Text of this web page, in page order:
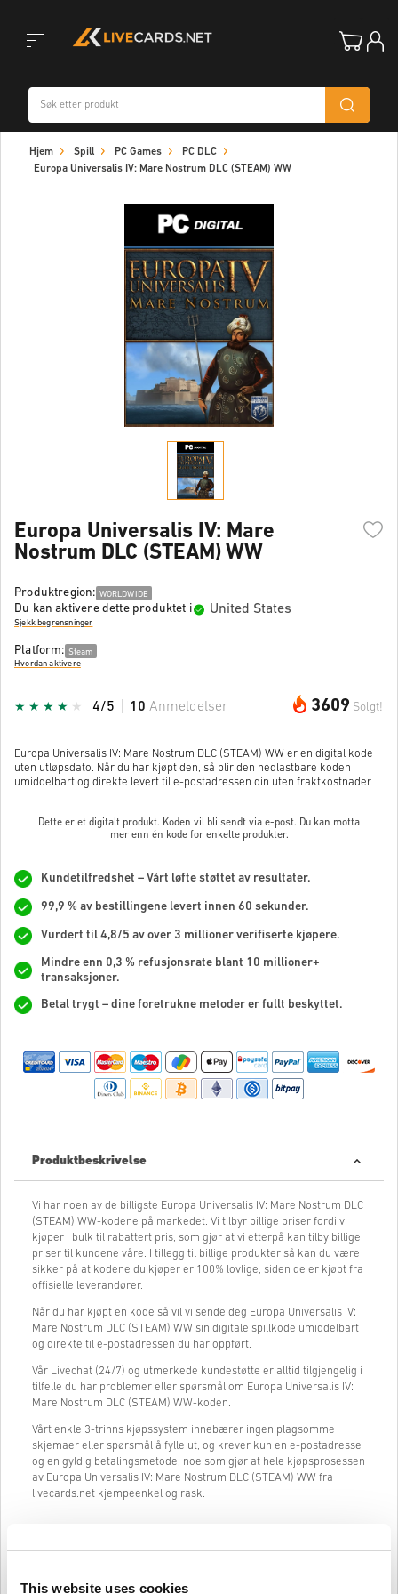
This website uses cookies
navigation
Hjem Spill PC Games
PC DLC
Europa Universalis IV: Mare Nostrum DLC (STEAM) WW
Europa Universalis IV: Mare
Nostrum DLC (STEAM) WW
Produktregion: WORLDWIDE
Du kan aktivere dette produktet i United States
Sjekk begrensninger
Platform: Steam
Hvordan aktivere
3609 Solgt!
4/5 10 Anmeldelser
Europa Universalis IV: Mare Nostrum DLC (STEAM) WW er en digital kode
uten utløpsdato. Når du har kjøpt den, så blir den nedlastbare koden
umiddelbart og direkte levert til e-postadressen din uten fraktkostnader.
Dette er et digitalt produkt. Koden vil bli sendt via e-post. Du kan motta
mer enn én kode for enkelte produkter.
Kundetilfredshet – Vårt løfte støttet av resultater.
99,9 % av bestillingene levert innen 60 sekunder.
Vurdert til 4,8/5 av over 3 millioner verifiserte kjøpere.
Mindre enn 0,3 % refusjonsrate blant 10 millioner+
transaksjoner.
Betal trygt – dine foretrukne metoder er fullt beskyttet.
Produktbeskrivelse
Vi har noen av de billigste Europa Universalis IV: Mare Nostrum DLC
(STEAM) WW-kodene på markedet. Vi tilbyr billige priser fordi vi
kjøper i bulk til rabattert pris, som gjør at vi etterpå kan tilby billige
priser til kundene våre. I tillegg til billige produkter så kan du være
sikker på at kodene du kjøper er 100% lovlige, siden de er kjøpt fra
offisielle leverandører.
Når du har kjøpt en kode så vil vi sende deg Europa Universalis IV:
Mare Nostrum DLC (STEAM) WW sin digitale spillkode umiddelbart
og direkte til e-postadressen du har oppført.
Vår Livechat (24/7) og utmerkede kundestøtte er alltid tilgjengelig i
tilfelle du har problemer eller spørsmål om Europa Universalis IV:
Mare Nostrum DLC (STEAM) WW-koden.
Vårt enkle 3-trinns kjøpssystem innebærer ingen plagsomme
skjemaer eller spørsmål å fylle ut, og krever kun en e-postadresse
og en gyldig betalingsmetode, noe som gjør at hele kjøpsprosessen
av Europa Universalis IV: Mare Nostrum DLC (STEAM) WW fra
livecards.net kjempeenkel og rask.
Slik fungerer det på Livecards.net